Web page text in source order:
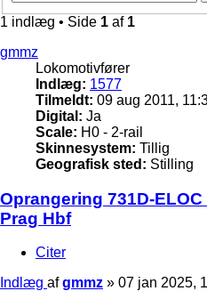
1 indlæg • Side 1 af 1
gmmz
Lokomotivfører
Indlæg: 1577
Tilmeldt: 09 aug 2011,
Digital: Ja
Scale: H0 - 2-rail
Skinnesystem: Tillig
Geografisk sted: Stilling
Oprangering 731D-ELOC
Prag Hbf
Citer
Indlæg afgmmz » 07 jan 2025,